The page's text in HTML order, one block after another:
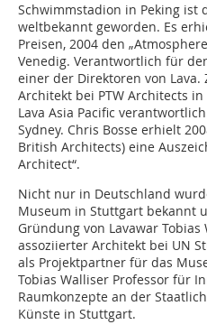
Schwimmstadion in Peking ist
weltbekannt geworden. Es
Preisen, 2004 den
Venedig. Verantwortlich für
einer der Direktoren von
Architekt bei PTW Architects
Lava Asia Pacific
Sydney. Chris Bosse erhielt
British Architects) eine
Architect“.
Nicht nur in Deutschland
Museum in Stuttgart bekannt
Gründung von Lavawar Tobias
assoziierter Architekt bei UN
als Projektpartner für das
Tobias Walliser Professor für
Raumkonzepte an der
Künste in Stuttgart.